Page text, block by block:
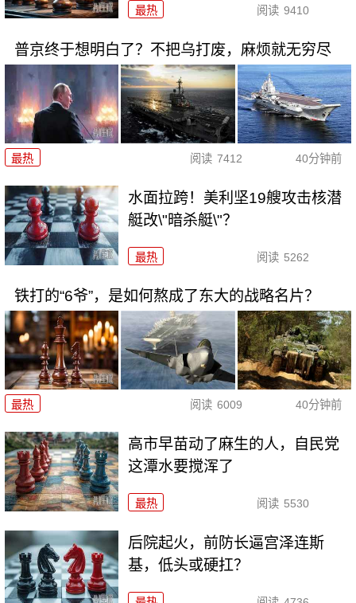
最热 阅读 9410
普京终于想明白了？不把乌打废，麻烦就无穷尽
最热 阅读 7412 40分钟前
水面拉跨！美利坚19艘攻击核潜
艇改\"暗杀艇\"？
最热 阅读 5262
铁打的“6爷”，是如何熬成了东大的战略名片？
最热 阅读 6009 40分钟前
高市早苗动了麻生的人，自民党
这潭水要搅浑了
最热 阅读 5530
后院起火，前防长逼宫泽连斯
基，低头或硬扛？